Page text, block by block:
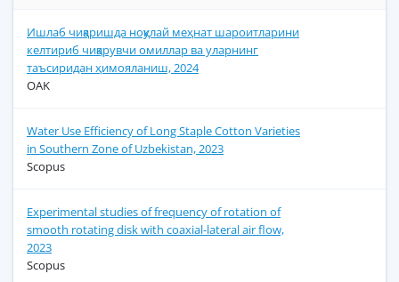
Ишлаб чиқаришда ноқулай меҳнат шароитларини
келтириб чиқарувчи омиллар ва уларнинг
таъсиридан ҳимояланиш, 2024
OAK
Water Use Efficiency of Long Staple Cotton Varieties
in Southern Zone of Uzbekistan, 2023
Scopus
Experimental studies of frequency of rotation of
smooth rotating disk with coaxial-lateral air flow,
2023
Scopus